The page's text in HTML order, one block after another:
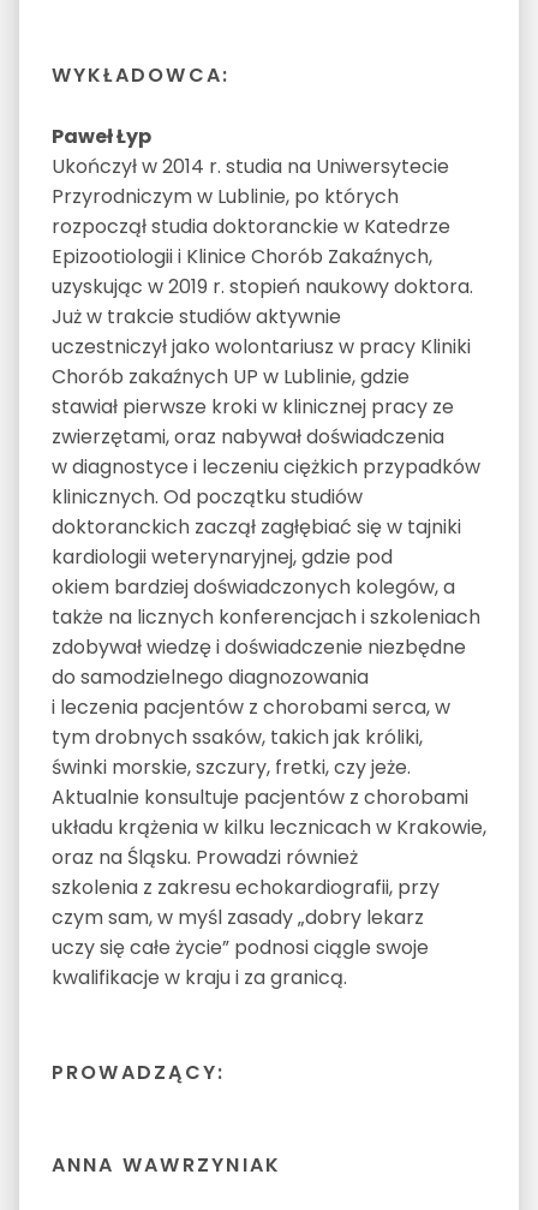
WYKŁADOWCA:
Paweł Łyp
Ukończył w 2014 r. studia na Uniwersytecie
Przyrodniczym w Lublinie, po których
rozpoczął studia doktoranckie w Katedrze
Epizootiologii i Klinice Chorób Zakaźnych,
uzyskując w 2019 r. stopień naukowy doktora.
Już w trakcie studiów aktywnie
uczestniczył jako wolontariusz w pracy Kliniki
Chorób zakaźnych UP w Lublinie, gdzie
stawiał pierwsze kroki w klinicznej pracy ze
zwierzętami, oraz nabywał doświadczenia
w diagnostyce i leczeniu ciężkich przypadków
klinicznych. Od początku studiów
doktoranckich zaczął zagłębiać się w tajniki
kardiologii weterynaryjnej, gdzie pod
okiem bardziej doświadczonych kolegów, a
także na licznych konferencjach i szkoleniach
zdobywał wiedzę i doświadczenie niezbędne
do samodzielnego diagnozowania
i leczenia pacjentów z chorobami serca, w
tym drobnych ssaków, takich jak króliki,
świnki morskie, szczury, fretki, czy jeże.
Aktualnie konsultuje pacjentów z chorobami
układu krążenia w kilku lecznicach w Krakowie,
oraz na Śląsku. Prowadzi również
szkolenia z zakresu echokardiografii, przy
czym sam, w myśl zasady „dobry lekarz
uczy się całe życie” podnosi ciągle swoje
kwalifikacje w kraju i za granicą.
PROWADZĄCY:
ANNA WAWRZYNIAK